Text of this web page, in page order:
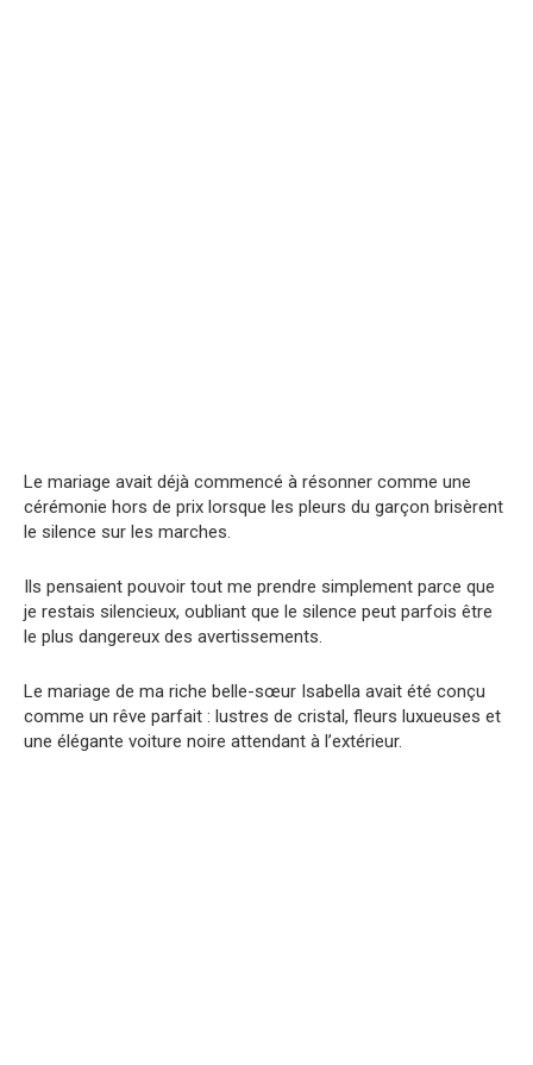
Le mariage avait déjà commencé à résonner comme une
cérémonie hors de prix lorsque les pleurs du garçon brisèrent
le silence sur les marches.
Ils pensaient pouvoir tout me prendre simplement parce que
je restais silencieux, oubliant que le silence peut parfois être
le plus dangereux des avertissements.
Le mariage de ma riche belle-sœur Isabella avait été conçu
comme un rêve parfait : lustres de cristal, fleurs luxueuses et
une élégante voiture noire attendant à l’extérieur.